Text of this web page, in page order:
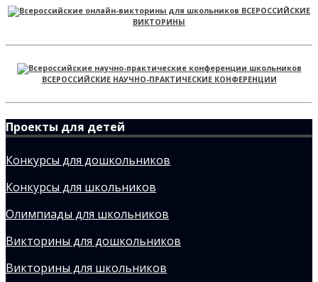
ВСЕРОССИЙСКИЕ
ВИКТОРИНЫ
ВСЕРОССИЙСКИЕ НАУЧНО-ПРАКТИЧЕСКИЕ КОНФЕРЕНЦИИ
Проекты для детей
Конкурсы для дошкольников
Конкурсы для школьников
Олимпиады для школьников
Викторины для дошкольников
Викторины для школьников